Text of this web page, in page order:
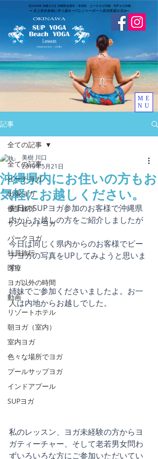
​【LinoKai 沖縄ヨガ】沖縄県名護市・本部町 ビーチヨガ沖縄・SUPヨガ沖縄
➖ 水上安全条例に伴う届出 ➖​プレジャーボート提供業届出済み➖
ME
NU
記事
全ての記事
ビーチヨガ
出張ヨガ
修学旅行
サンセットヨガ
パークヨガ
社員旅行
医療
ヨガ以外の時間
動画
リゾートホテル
朝ヨガ（室内）
室内ヨガ
色々な場所でヨガ
プールサップヨガ
インドアプール
SUPヨガ
全ての記事
沖縄県内にお住いの方もお
気軽にお越しください。
美樹 川口
2019年5月21日
先日のSUPヨガ参加のお客様で沖縄県
内からお越しの方をご紹介しましたが
今日は同じく県内からのお客様でビー
チヨガの写真をUPしてみようと思いま
す。
姉妹でご参加くださいましたよ。お一
人は内地からお越しでした。
私のレッスン、ヨガ未経験の方からヨ
ガティーチャー、そして老若男女問わ
ずいろいろな方にご参加いただいてい